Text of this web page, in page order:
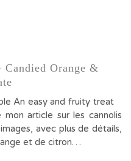
Candied Orange &
An easy and fruity treat
article sur les cannolis
avec plus de détails,
et de citron…